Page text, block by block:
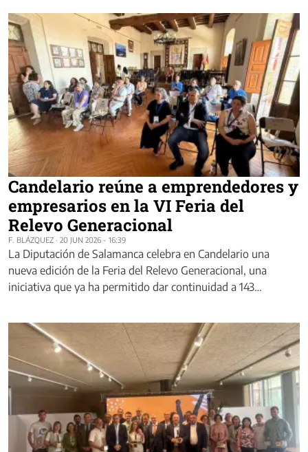
Candelario reúne a emprendedores y
empresarios en la VI Feria del
Relevo Generacional
F. BLÁZQUEZ · 20 JUN 2026 - 16:39
La Diputación de Salamanca celebra en Candelario una
nueva edición de la Feria del Relevo Generacional, una
iniciativa que ya ha permitido dar continuidad a 143…